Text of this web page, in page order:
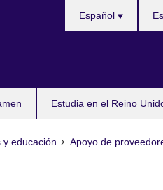
Estudia en el Reino
Español
y educación Apoyo de